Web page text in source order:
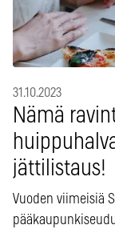
31.10.2023
Nämä
jättilistaus!
Vuoden viimeisiä